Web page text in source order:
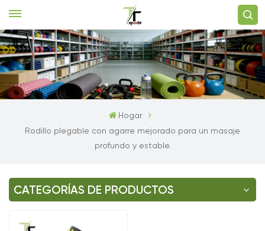
Hogar
Rodillo plegable con agarre mejorado para un masaje
profundo y estable.
CATEGORÍAS DE PRODUCTOS